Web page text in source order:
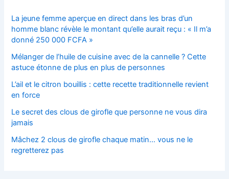
La jeune femme aperçue en direct dans les bras d’un
homme blanc révèle le montant qu’elle aurait reçu : « Il m’a
donné 250 000 FCFA »
Mélanger de l’huile de cuisine avec de la cannelle ? Cette
astuce étonne de plus en plus de personnes
L’ail et le citron bouillis : cette recette traditionnelle revient
en force
Le secret des clous de girofle que personne ne vous dira
jamais
Mâchez 2 clous de girofle chaque matin… vous ne le
regretterez pas